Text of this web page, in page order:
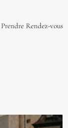
Prendre Rendez-vous